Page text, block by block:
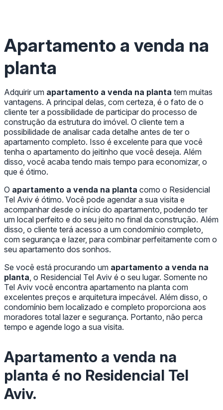
Apartamento a venda na
planta
Adquirir um apartamento a venda na planta tem muitas
vantagens. A principal delas, com certeza, é o fato de o
cliente ter a possibilidade de participar do processo de
construção da estrutura do imóvel. O cliente tem a
possibilidade de analisar cada detalhe antes de ter o
apartamento completo. Isso é excelente para que você
tenha o apartamento do jeitinho que você deseja. Além
disso, você acaba tendo mais tempo para economizar, o
que é ótimo.
O apartamento a venda na planta como o Residencial
Tel Aviv é ótimo. Você pode agendar a sua visita e
acompanhar desde o início do apartamento, podendo ter
um local perfeito e do seu jeito no final da construção. Além
disso, o cliente terá acesso a um condomínio completo,
com segurança e lazer, para combinar perfeitamente com o
seu apartamento dos sonhos.
Se você está procurando um apartamento a venda na
planta , o Residencial Tel Aviv é o seu lugar. Somente no
Tel Aviv você encontra apartamento na planta com
excelentes preços e arquitetura impecável. Além disso, o
condomínio bem localizado e completo proporciona aos
moradores total lazer e segurança. Portanto, não perca
tempo e agende logo a sua visita.
Apartamento a venda na
planta é no Residencial Tel
Aviv.